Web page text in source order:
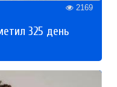
2169
325 день